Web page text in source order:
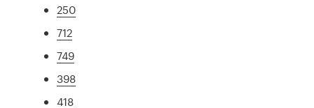
250
712
749
398
418